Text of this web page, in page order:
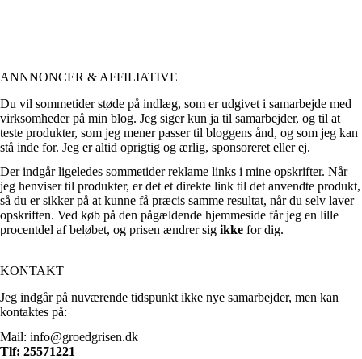
ANNNONCER & AFFILIATIVE
Du vil sommetider støde på indlæg, som er udgivet i samarbejde med
virksomheder på min blog. Jeg siger kun ja til samarbejder, og til at
teste produkter, som jeg mener passer til bloggens ånd, og som jeg kan
stå inde for. Jeg er altid oprigtig og ærlig, sponsoreret eller ej.
Der indgår ligeledes sommetider reklame links i mine opskrifter. Når
jeg henviser til produkter, er det et direkte link til det anvendte produkt,
så du er sikker på at kunne få præcis samme resultat, når du selv laver
opskriften. Ved køb på den pågældende hjemmeside får jeg en lille
procentdel af beløbet, og prisen ændrer sig ikke for dig.
KONTAKT
Jeg indgår på nuværende tidspunkt ikke nye samarbejder, men kan
kontaktes på:
Mail: info@groedgrisen.dk
Tlf: 25571221